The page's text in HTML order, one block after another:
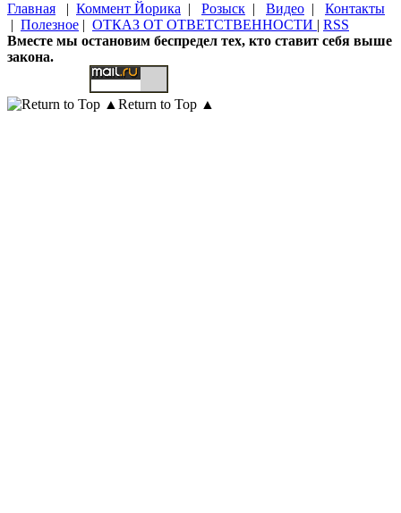
Главная | Коммент Йорика | Розыск | Видео | Контакты
| Полезное | ОТКАЗ ОТ ОТВЕТСТВЕННОСТИ | RSS
Вместе мы остановим беспредел тех, кто ставит себя выше
закона.
Return to Top ▲